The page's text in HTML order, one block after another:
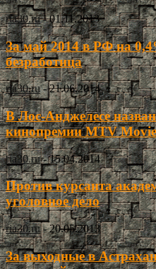
ria30.ru - 01.11.2013
За май 2014 в РФ на
безработица
ria30.ru - 21.06.2014
В Лос-Анджелесе
кинопремии MTV
ria30.ru - 15.04.2014
Против курсанта
уголовное дело
ria30.ru - 20.05.2013
За выходные в